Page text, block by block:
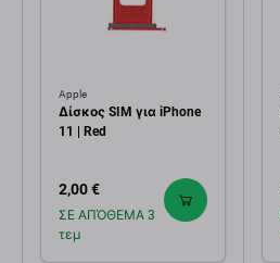
Apple
Δίσκος SIM για iPhone
11 | Red
2,00 €
ΣΕ ΑΠΌΘΕΜΑ 3
τεμ